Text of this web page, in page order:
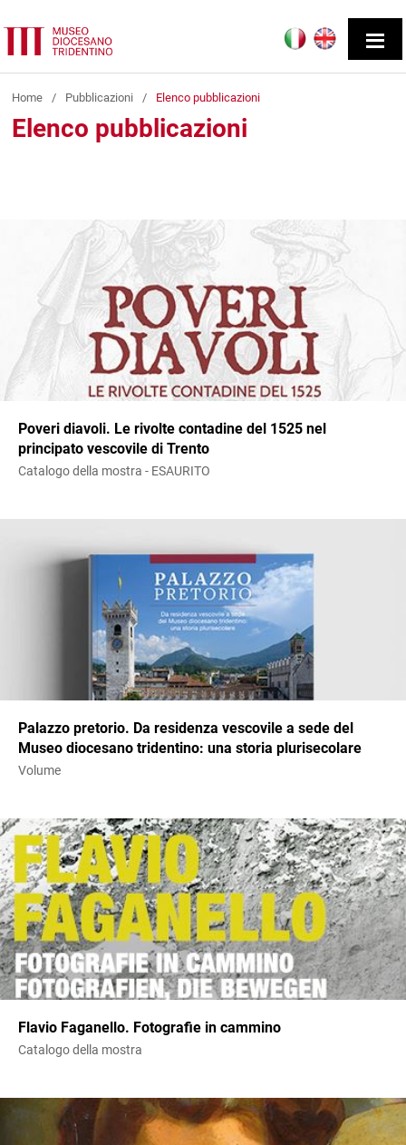
Home / Pubblicazioni / Elenco pubblicazioni
Elenco pubblicazioni
Poveri diavoli. Le rivolte contadine del 1525 nel
principato vescovile di Trento
Catalogo della mostra - ESAURITO
Palazzo pretorio. Da residenza vescovile a sede del
Museo diocesano tridentino: una storia plurisecolare
Volume
Flavio Faganello. Fotografie in cammino
Catalogo della mostra